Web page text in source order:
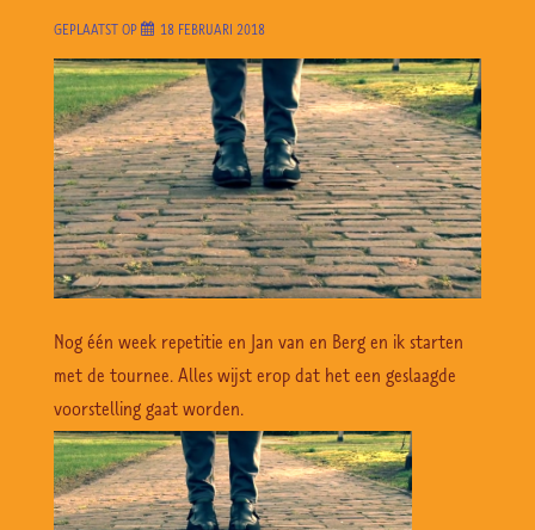
GEPLAATST OP 18 FEBRUARI 2018
Nog één week repetitie en Jan van en Berg en ik starten
met de tournee. Alles wijst erop dat het een geslaagde
voorstelling gaat worden.